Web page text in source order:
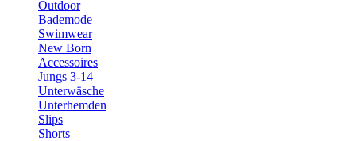
Outdoor
Bademode
Swimwear
New Born
Accessoires
Jungs 3-14
Unterwäsche
Unterhemden
Slips
Shorts